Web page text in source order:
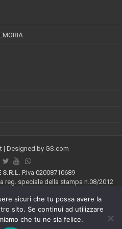
| Designed by GS.com
S.R.L. P.Iva 02008710689
reg. speciale della stampa n.08/2012
ROC n.22607
2026, All Rights Reserved
sicuri che tu possa avere la
sito. Se continui ad utilizzare
che tu ne sia felice.